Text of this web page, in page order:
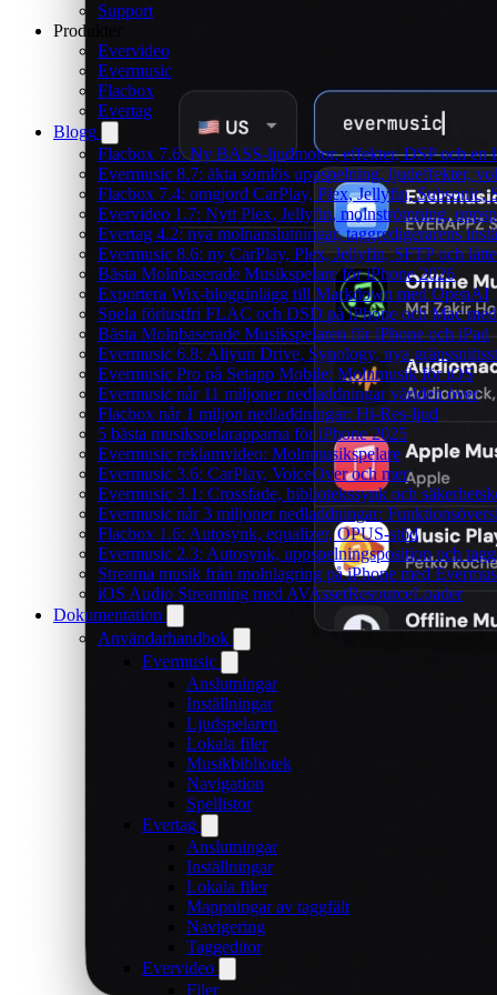
Support
Produkter
Evervideo
Evermusic
Flacbox
Evertag
Blogg
Flacbox 7.6: Ny BASS-ljudmotor, effekter, DSP och en
Evermusic 8.7: äkta sömlös uppspelning, ljudeffekter,
Flacbox 7.4: omgjord CarPlay, Plex, Jellyfin, Subsonic,
Evervideo 1.7: Nytt Plex, Jellyfin, molnströmning,
Evertag 4.2: nya molnanslutningar, taggredigerarens
Evermusic 8.6: ny CarPlay, Plex, Jellyfin, SFTP och
Bästa Molnbaserade Musikspelare för iPhone 2026
Exportera Wix-blogginlägg till Markdown med OpenAI
Spela förlustfri FLAC och DSD på iPhone och Mac
Bästa Molnbaserade Musikspelaren för iPhone och iPad
Evermusic 6.8: Aliyun Drive, Synology, nya
Evermusic Pro på Setapp Mobile: Molnmusik för iOS
Evermusic når 11 miljoner nedladdningar världen över
Flacbox når 1 miljon nedladdningar: Hi-Res-ljud
5 bästa musikspelarapparna för iPhone 2025
Evermusic reklamvideo: Molnmusikspelare
Evermusic 3.6: CarPlay, VoiceOver och mer
Evermusic 3.1: Crossfade, bibliotekssynk och
Evermusic når 3 miljoner nedladdningar:
Flacbox 1.6: Autosynk, equalizer, OPUS-stöd
Evermusic 2.3: Autosynk, uppspelningsposition och
Streama musik från molnlagring på iPhone med
iOS Audio Streaming med AVAssetResourceLoader
Dokumentation
Användarhandbok
Evermusic
Anslutningar
Inställningar
Ljudspelaren
Lokala filer
Musikbibliotek
Navigation
Spellistor
Evertag
Anslutningar
Inställningar
Lokala filer
Mappningar av taggfält
Navigering
Taggeditor
Evervideo
Filer